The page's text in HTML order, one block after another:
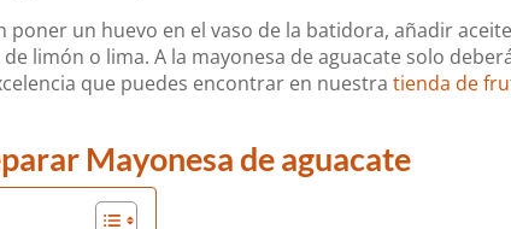
poner un huevo en el vaso de la batidora, añadir
limón o lima. A la mayonesa de aguacate solo
que puedes encontrar en nuestratienda de
Mayonesa de aguacate